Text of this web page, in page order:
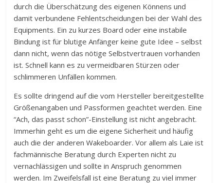
durch die Überschätzung des eigenen Könnens und
damit verbundene Fehlentscheidungen bei der Wahl des
Equipments. Ein zu kurzes Board oder eine instabile
Bindung ist für blutige Anfänger keine gute Idee – selbst
dann nicht, wenn das nötige Selbstvertrauen vorhanden
ist. Schnell kann es zu vermeidbaren Stürzen oder
schlimmeren Unfällen kommen.
Es sollte dringend auf die vom Hersteller bereitgestellte
Größenangaben und Passformen geachtet werden. Eine
“Ach, das passt schon”-Einstellung ist nicht angebracht.
Immerhin geht es um die eigene Sicherheit und häufig
auch die der anderen Wakeboarder. Vor allem als Laie ist
fachmännische Beratung durch Experten nicht zu
vernachlässigen und sollte in Anspruch genommen
werden. Im Zweifelsfall ist eine Beratung zu viel immer